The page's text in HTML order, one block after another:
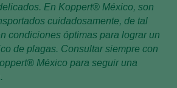
En Koppert® México, son
cuidadosamente, de tal
condiciones óptimas para lograr un
de plagas. Consultar siempre con
® México para seguir una